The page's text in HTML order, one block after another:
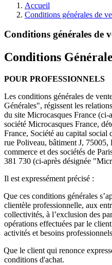
Accueil
Conditions générales de
Conditions générales de
Conditions
POUR PROFESSIONNELS
Les conditions générales de
Générales", régissent les
du site Microcasques France (ci-
société Microcasques France,
France, Société au capital social
rue Poliveau, bâtiment J, 75005,
commerce et des sociétés de
381 730 (ci-après désignée
Il est expressément précisé :
Que ces conditions générales
clientèle professionnelle, aux
collectivités, à l’exclusion des
opérations effectuées par le
activités et besoins
Que le client qui renonce
conditions d'achat.